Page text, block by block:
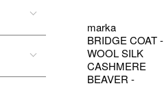
marka
BRIDGE COAT -
WOOL SILK
CASHMERE
BEAVER -